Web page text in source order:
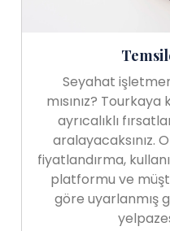
Seyahat
mısınız?
ayrıcalıklı
aralayacaksınız.
fiyatlandırma,
platformu ve
göre uyarlanmış